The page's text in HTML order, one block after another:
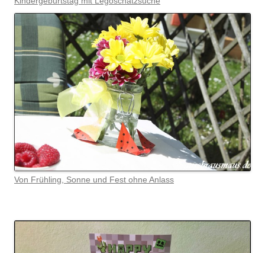
Von Frühling, Sonne und Fest ohne Anlass